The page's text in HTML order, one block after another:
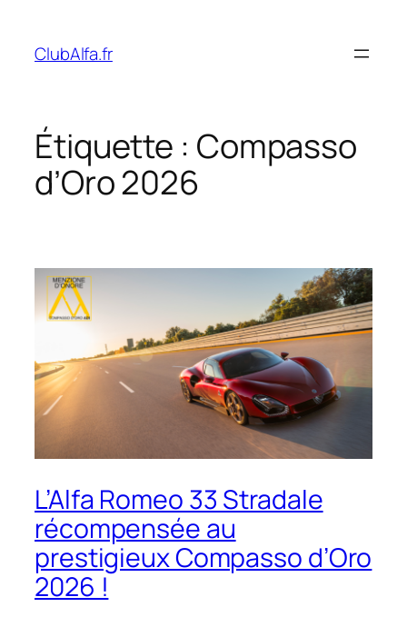
contenu
ClubAlfa.fr
Étiquette : Compasso
d’Oro 2026
L’Alfa Romeo 33 Stradale
récompensée au
prestigieux Compasso d’Oro
2026 !